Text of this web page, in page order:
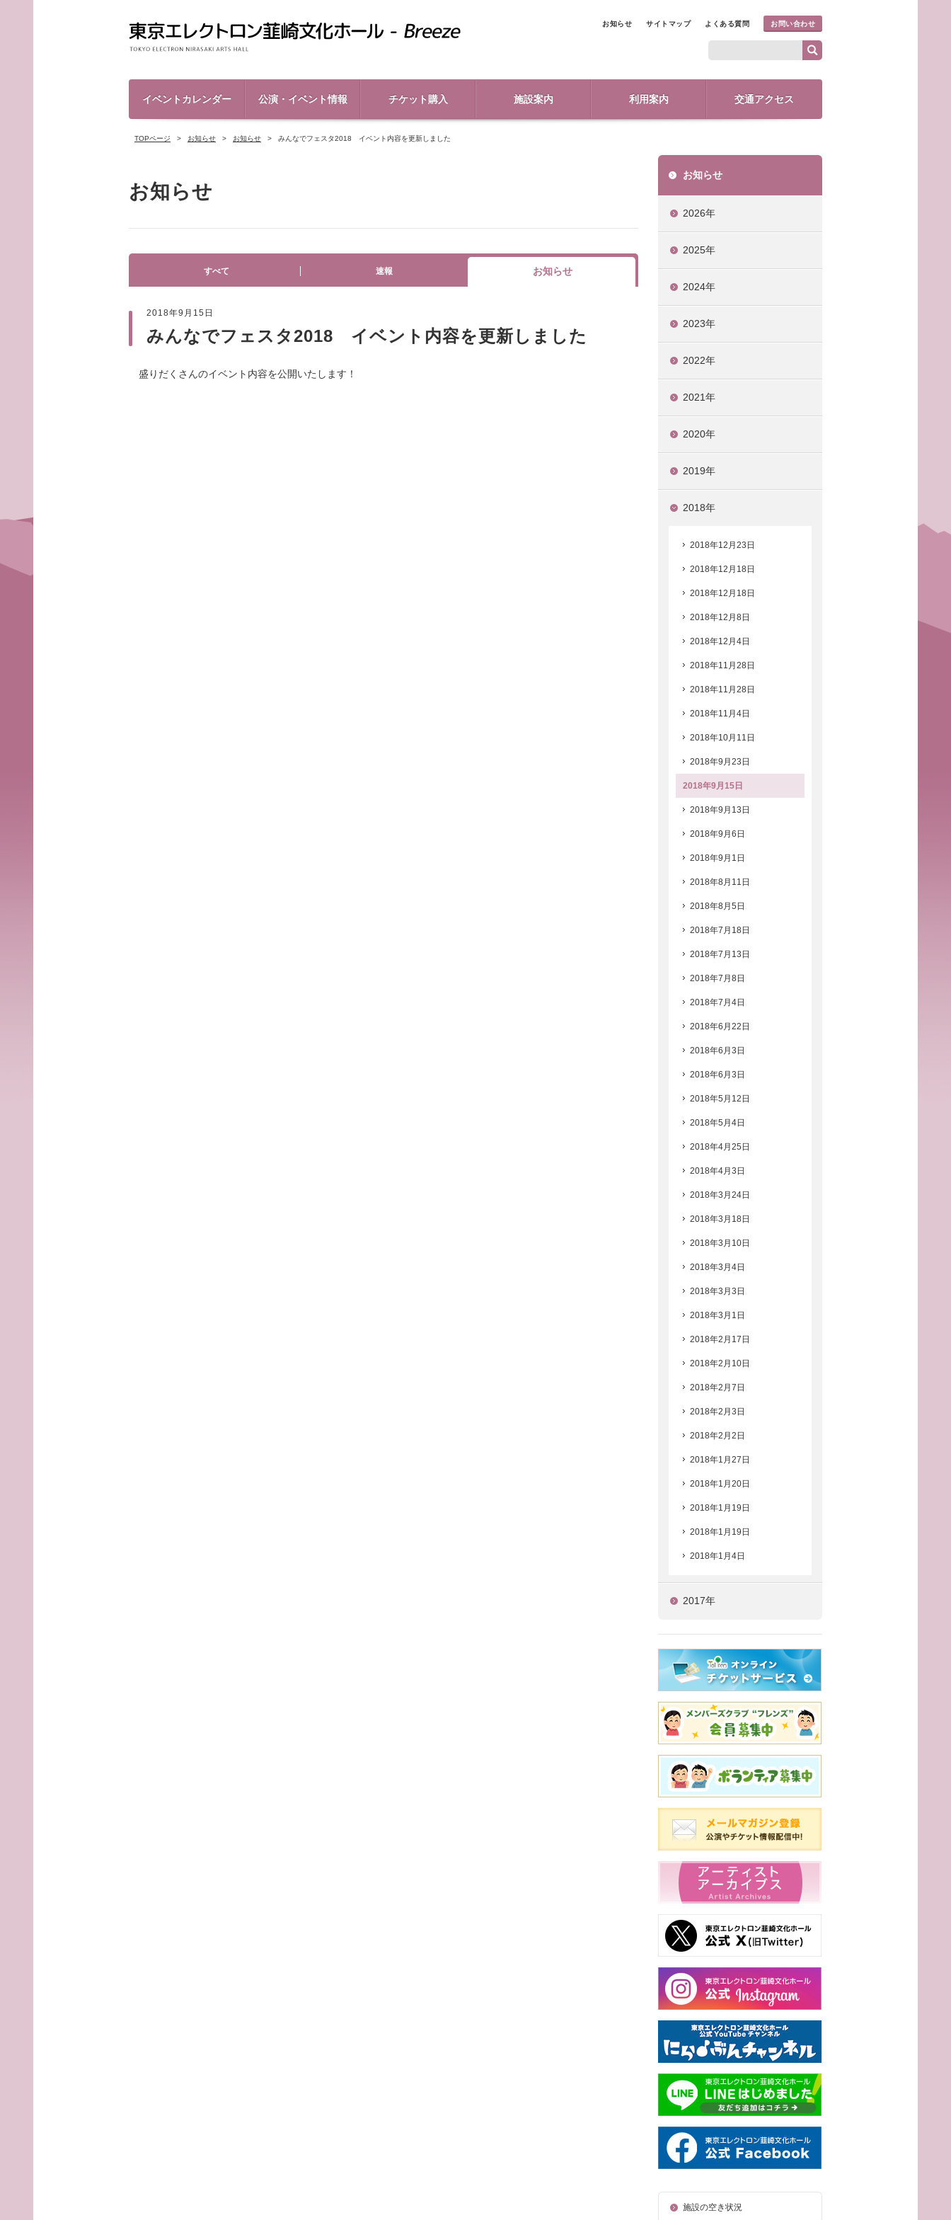
お知らせ サイトマップ よくある質問 お問い合わせ
イベントカレンダー 公演・イベント情報 チケット購入 施設案内 利用案内 交通アクセス
TOPページ お知らせ お知らせ みんなでフェスタ2018 イベント内容を更新しました
お知らせ
すべて 速報 お知らせ
2018年9月15日
みんなでフェスタ2018 イベント内容を更新しました
盛りだくさんのイベント内容を公開いたします！
お知らせ
2026年
2025年
2024年
2023年
2022年
2021年
2020年
2019年
2018年
2018年12月23日
2018年12月18日
2018年12月18日
2018年12月8日
2018年12月4日
2018年11月28日
2018年11月28日
2018年11月4日
2018年10月11日
2018年9月23日
2018年9月15日
2018年9月13日
2018年9月6日
2018年9月1日
2018年8月11日
2018年8月5日
2018年7月18日
2018年7月13日
2018年7月8日
2018年7月4日
2018年6月22日
2018年6月3日
2018年6月3日
2018年5月12日
2018年5月4日
2018年4月25日
2018年4月3日
2018年3月24日
2018年3月18日
2018年3月10日
2018年3月4日
2018年3月3日
2018年3月1日
2018年2月17日
2018年2月10日
2018年2月7日
2018年2月3日
2018年2月2日
2018年1月27日
2018年1月20日
2018年1月19日
2018年1月19日
2018年1月4日
2017年
施設の空き状況